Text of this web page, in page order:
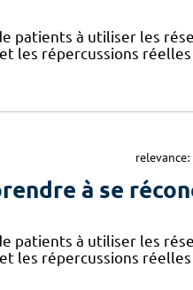
patients à utiliser les
les répercussions réelles
relevance:
à se
patients à utiliser les
les répercussions réelles